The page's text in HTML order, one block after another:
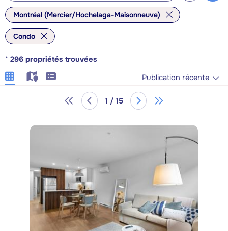
Montréal (Mercier/Hochelaga-Maisonneuve)
Condo
* 296 propriétés trouvées
Publication récente
1 / 15